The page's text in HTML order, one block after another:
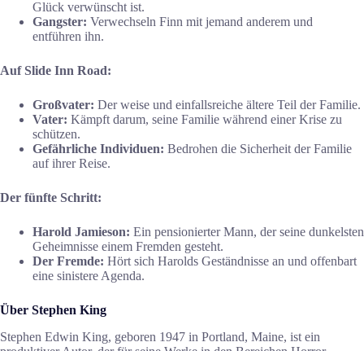
Glück verwünscht ist.
Gangster: Verwechseln Finn mit jemand anderem und
entführen ihn.
Auf Slide Inn Road:
Großvater: Der weise und einfallsreiche ältere Teil der Familie.
Vater: Kämpft darum, seine Familie während einer Krise zu
schützen.
Gefährliche Individuen: Bedrohen die Sicherheit der Familie
auf ihrer Reise.
Der fünfte Schritt:
Harold Jamieson: Ein pensionierter Mann, der seine dunkelsten
Geheimnisse einem Fremden gesteht.
Der Fremde: Hört sich Harolds Geständnisse an und offenbart
eine sinistere Agenda.
Über Stephen King
Stephen Edwin King, geboren 1947 in Portland, Maine, ist ein